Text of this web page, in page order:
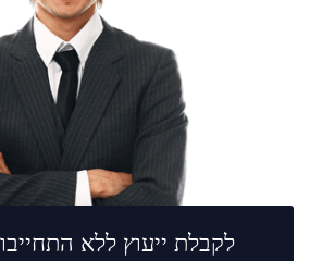
לקבלת ייעוץ ללא